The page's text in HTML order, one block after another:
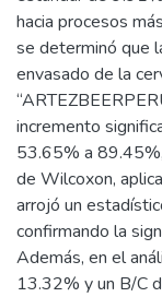
hacia procesos
se determinó que
envasado de la
incremento
53.65% a
de Wilcoxon,
arrojó un
confirmando la
Además, en el
13.32% y un B/C